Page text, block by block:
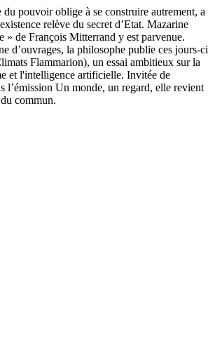
du pouvoir oblige à se construire autrement, a
relève du secret d’Etat. Mazarine
» de François Mitterrand y est parvenue.
d’ouvrages, la philosophe publie ces jours-ci
Flammarion), un essai ambitieux sur la
et l'intelligence artificielle. Invitée de
l’émission Un monde, un regard, elle revient
commun.